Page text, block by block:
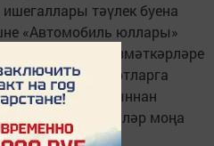
тәүлек буена
«Автомобиль юллары»
хезмәткәрләре
тырыша. Йортларга
ишегалдыннан
эленә. Тик күпләр моңа